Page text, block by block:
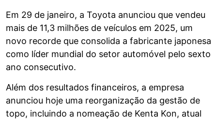
Em 29 de janeiro, a Toyota anunciou que vendeu
mais de 11,3 milhões de veículos em 2025, um
novo recorde que consolida a fabricante japonesa
como líder mundial do setor automóvel pelo sexto
ano consecutivo.
Além dos resultados financeiros, a empresa
anunciou hoje uma reorganização da gestão de
topo, incluindo a nomeação de Kenta Kon, atual